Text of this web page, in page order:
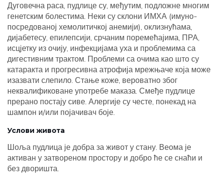
Дуговечна раса, пудлице су, међутим, подложне многим
генетским болестима. Неки су склони ИМХА (имуно-
посредованој хемолитичкој анемији), оклизнућама,
дијабетесу, епилепсији, срчаним поремећајима, ПРА,
исцјетку из очију, инфекцијама уха и проблемима са
дигестивним трактом. Проблеми са очима као што су
катаракта и прогресивна атрофија мрежњаче која може
изазвати слепило. Стање коже, вероватно због
неквалификоване употребе маказа. Смеђе пудлице
прерано постају сиве. Алергије су честе, понекад на
шампон и/или појачивач боје.
Услови живота
Шоља пудлица је добра за живот у стану. Веома је
активан у затвореном простору и добро ће се снаћи и
без дворишта.